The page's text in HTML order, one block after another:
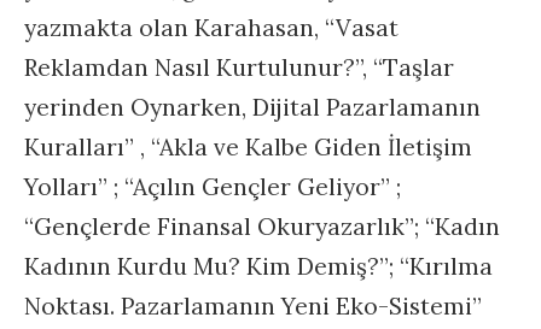
yazmakta olan Karahasan, “Vasat
Reklamdan Nasıl Kurtulunur?”, “Taşlar
yerinden Oynarken, Dijital Pazarlamanın
Kuralları” , “Akla ve Kalbe Giden İletişim
Yolları” ; “Açılın Gençler Geliyor” ;
“Gençlerde Finansal Okuryazarlık”; “Kadın
Kadının Kurdu Mu? Kim Demiş?”; “Kırılma
Noktası. Pazarlamanın Yeni Eko-Sistemi”